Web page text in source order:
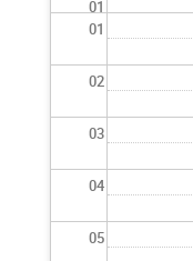
01
01
02
03
04
05